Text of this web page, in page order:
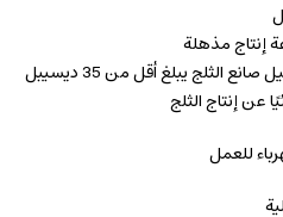
إنتاج مذهلة
الثلج يبلغ أقل من 35 ديسيبل
عن إنتاج الثلج
للعمل